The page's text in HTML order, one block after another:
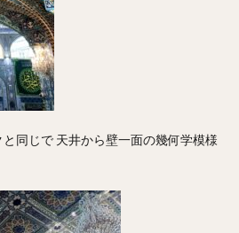
同じで 天井から壁一面の幾何学模様